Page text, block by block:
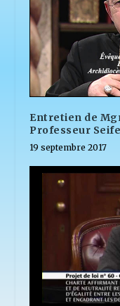
Entretien de
Professeur
19 septembre 2017